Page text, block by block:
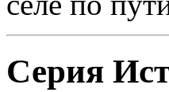
Серия